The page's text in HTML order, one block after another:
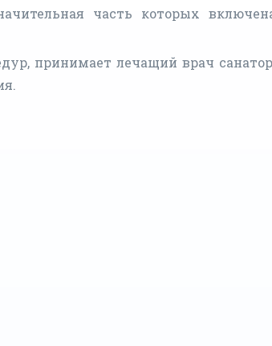
часть которых
принимает лечащий врач